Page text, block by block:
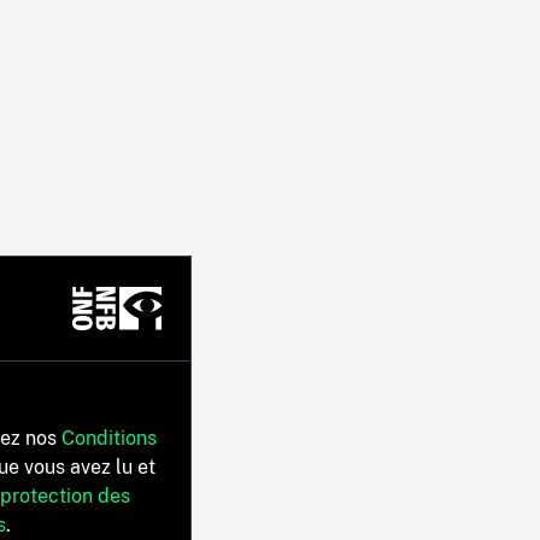
nos Conditions
vous avez lu et
des
.